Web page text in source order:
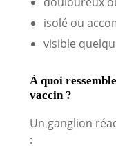
isolé ou
visible
À quoi
vaccin ?
Un ganglion
: